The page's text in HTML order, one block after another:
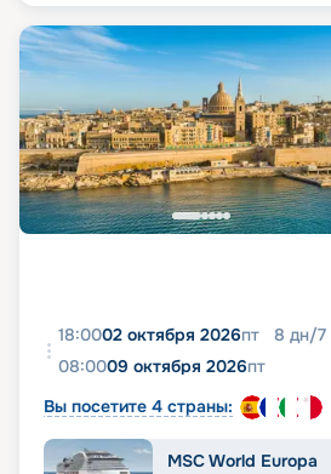
18:0002 октября 2026пт 8 дн/7
08:0009 октября 2026пт
Вы посетите 4 страны:
MSC World Europa